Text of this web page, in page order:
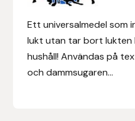
Ett universalmedel som
lukt utan tar bort lukten
hushåll! Användas på
och dammsugaren...
E.A. Mattes
Eclipse Biofarmab